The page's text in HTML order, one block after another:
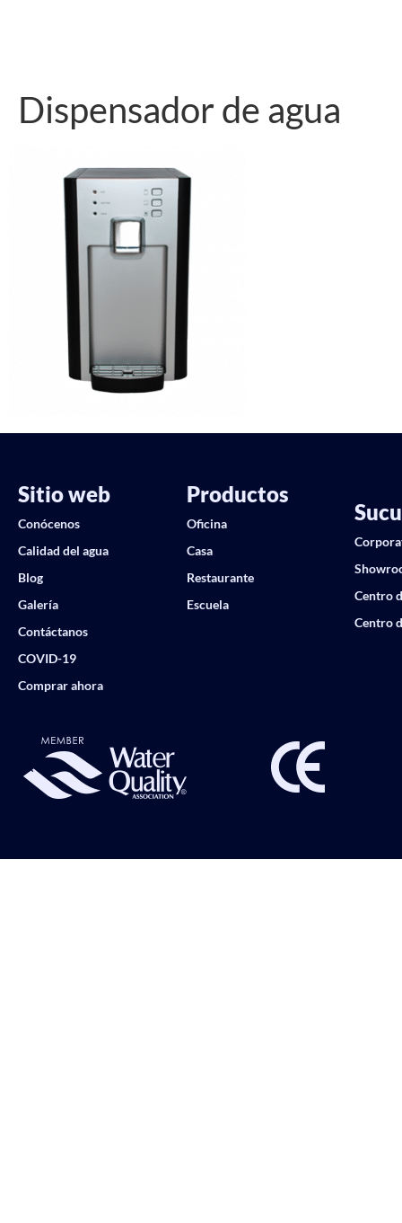
Dispensador de agua
Sitio web
Conócenos
Calidad del agua
Blog
Galería
Contáctanos
COVID-19
Comprar ahora
Productos
Oficina
Casa
Restaurante
Escuela
Centro
Centro